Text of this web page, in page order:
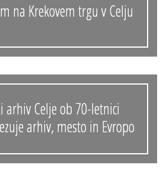
na Krekovem trgu v Celju
arhiv Celje ob 70-letnici
arhiv, mesto in Evropo